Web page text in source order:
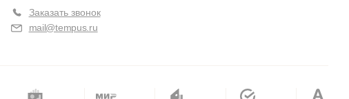
Заказать звонок
mail@tempus.ru